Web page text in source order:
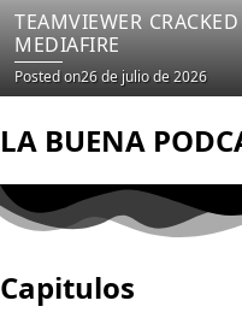
TEAMVIEWER
MEDIAFIRE
Posted on26 de julio de 2026
LA BUENA
Capitulos